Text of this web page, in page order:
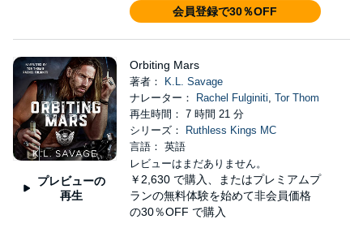
会員登録で30％OFF
プレビューの
再生
Orbiting Mars
著者：
K.L. Savage
ナレーター：
Rachel Fulginiti, Tor Thom
再生時間： 7 時間 21 分
シリーズ：
Ruthless Kings MC
言語： 英語
レビューはまだありません。
￥2,630 で購入、またはプレミアムプ
ランの無料体験を始めて非会員価格
の30％OFF で購入